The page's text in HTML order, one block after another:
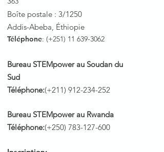
Boîte postale : 3/1250
Addis-Abeba, Éthiopie
Téléphone: (+251) 11 639-3062
Bureau STEMpower au Soudan du
Sud
Téléphone:(+211) 912-234-252
Bureau STEMpower au Rwanda
Téléphone:(+250) 783-127-600